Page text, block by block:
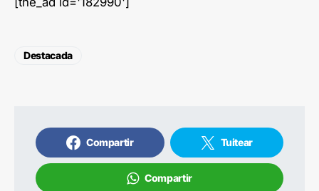
Destacada
Compartir Tuitear
Compartir